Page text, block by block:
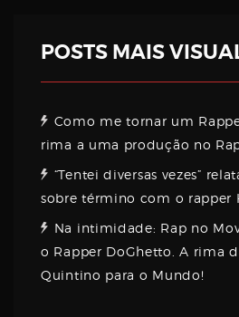
POSTS MAIS
Como me tornar um
rima a uma produção no
“Tentei diversas vezes”
sobre término com o rapper
Na intimidade: Rap no
o Rapper DoGhetto. A rima
Quintino para o Mundo!